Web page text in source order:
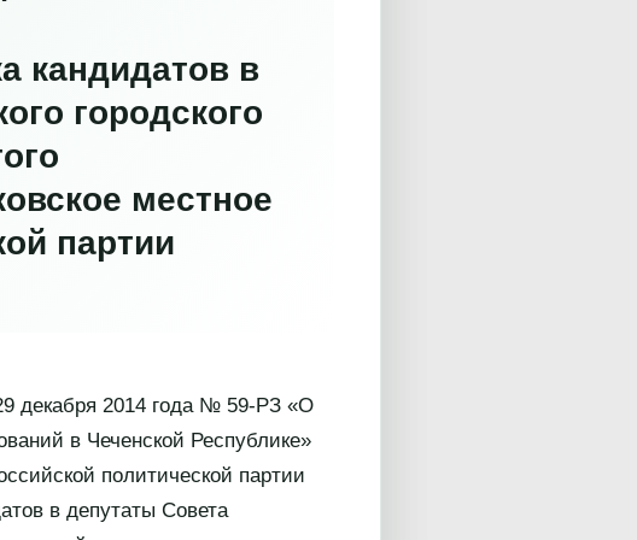
кандидатов в
городского
местное
партии
декабря 2014 года № 59-РЗ «О
в Чеченской Республике»
политической партии
в депутаты Совета